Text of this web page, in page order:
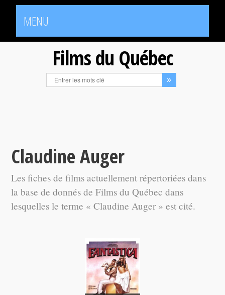
MENU
Films du Québec
Claudine Auger
Les fiches de films actuellement répertoriées dans
la base de donnés de Films du Québec dans
lesquelles le terme « Claudine Auger » est cité.